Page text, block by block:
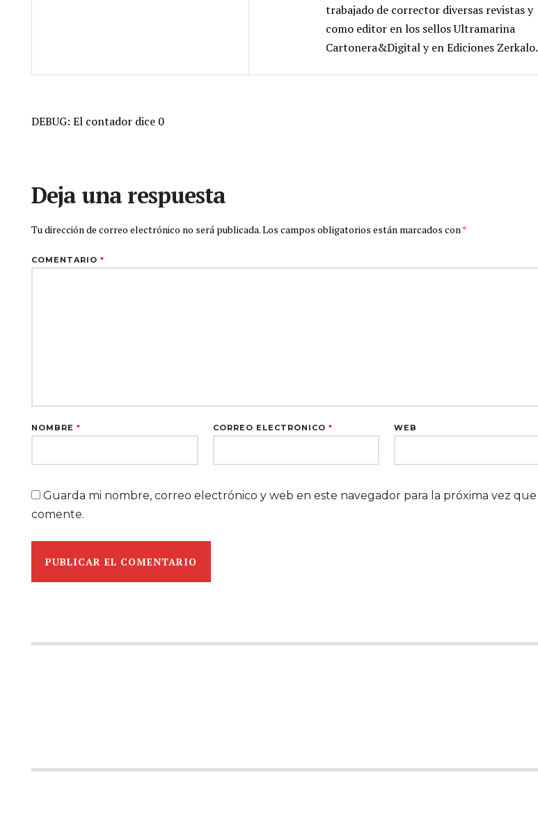
trabajado de corrector diversas revistas y
como editor en los sellos Ultramarina
Cartonera&Digital y en Ediciones Zerkalo.
DEBUG: El contador dice 0
Deja una respuesta
Tu dirección de correo electrónico no será publicada.Los campos obligatorios están marcados con*
COMENTARIO *
NOMBRE * CORREO ELECTRÓNICO * WEB
Guarda mi nombre, correo electrónico y web en este navegador para la próxima vez que
comente.